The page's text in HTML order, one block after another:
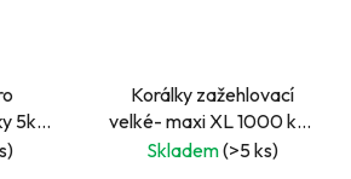
5ks
Korálky zažehlovací
velké- maxi XL 1000 ks -
žluté
Skladem(>5 ks)